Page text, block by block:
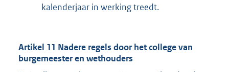
kalenderjaar in werking treedt.
Artikel 11 Nadere regels door het college van
burgemeester en wethouders